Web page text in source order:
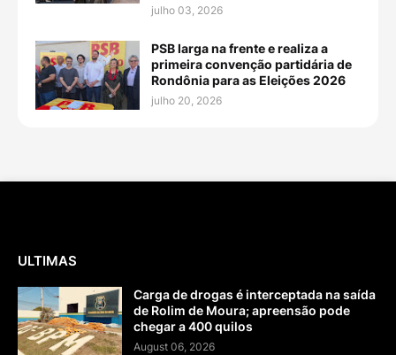
julho 03, 2026
PSB larga na frente e realiza a
primeira convenção partidária de
Rondônia para as Eleições 2026
julho 20, 2026
ULTIMAS
Carga de drogas é interceptada na saída
de Rolim de Moura; apreensão pode
chegar a 400 quilos
August 06, 2026